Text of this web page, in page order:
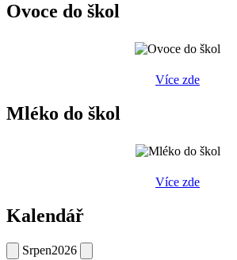
Ovoce do škol
Více zde
Mléko do škol
Více zde
Kalendář
Srpen2026